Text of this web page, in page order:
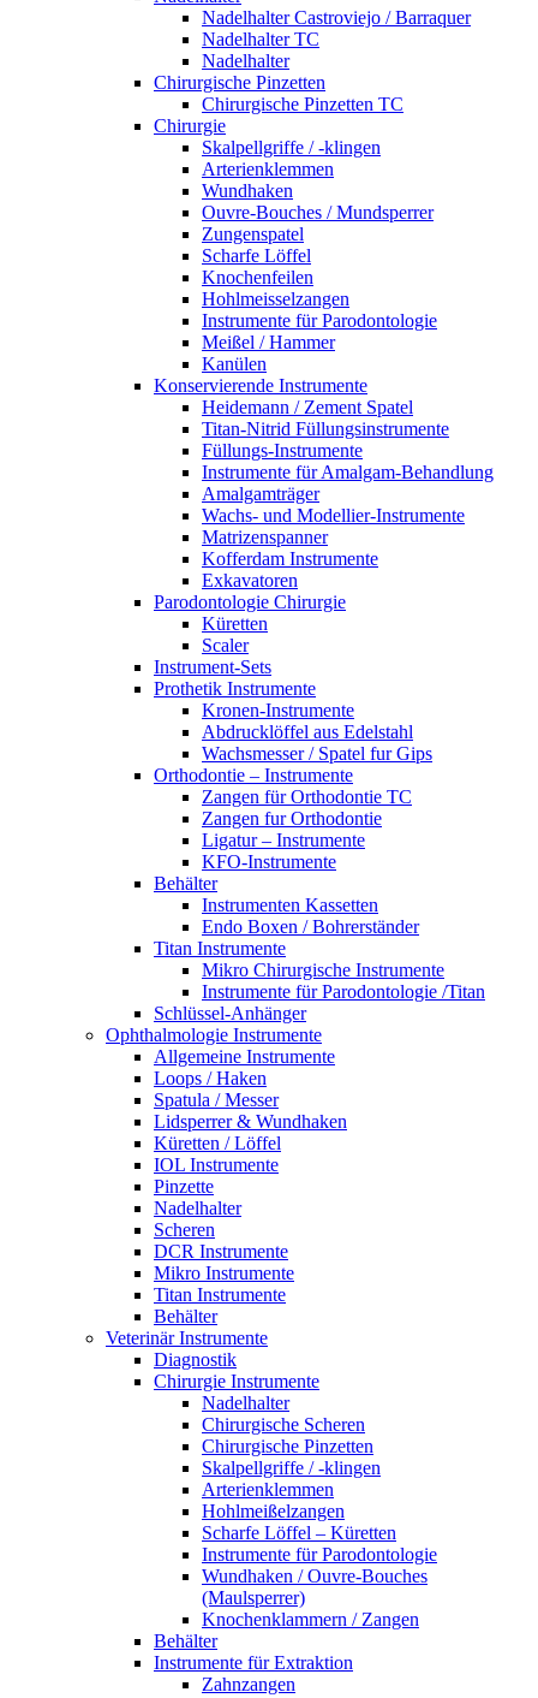
Nadelhalter Castroviejo / Barraquer
Nadelhalter TC
Nadelhalter
Chirurgische Pinzetten
Chirurgische Pinzetten TC
Chirurgie
Skalpellgriffe / -klingen
Arterienklemmen
Wundhaken
Ouvre-Bouches / Mundsperrer
Zungenspatel
Scharfe Löffel
Knochenfeilen
Hohlmeisselzangen
Instrumente für Parodontologie
Meißel / Hammer
Kanülen
Konservierende Instrumente
Heidemann / Zement Spatel
Titan-Nitrid Füllungsinstrumente
Füllungs-Instrumente
Instrumente für Amalgam-Behandlung
Amalgamträger
Wachs- und Modellier-Instrumente
Matrizenspanner
Kofferdam Instrumente
Exkavatoren
Parodontologie Chirurgie
Küretten
Scaler
Instrument-Sets
Prothetik Instrumente
Kronen-Instrumente
Abdrucklöffel aus Edelstahl
Wachsmesser / Spatel fur Gips
Orthodontie – Instrumente
Zangen für Orthodontie TC
Zangen fur Orthodontie
Ligatur – Instrumente
KFO-Instrumente
Behälter
Instrumenten Kassetten
Endo Boxen / Bohrerständer
Titan Instrumente
Mikro Chirurgische Instrumente
Instrumente für Parodontologie /Titan
Schlüssel-Anhänger
Ophthalmologie Instrumente
Allgemeine Instrumente
Loops / Haken
Spatula / Messer
Lidsperrer & Wundhaken
Küretten / Löffel
IOL Instrumente
Pinzette
Nadelhalter
Scheren
DCR Instrumente
Mikro Instrumente
Titan Instrumente
Behälter
Veterinär Instrumente
Diagnostik
Chirurgie Instrumente
Nadelhalter
Chirurgische Scheren
Chirurgische Pinzetten
Skalpellgriffe / -klingen
Arterienklemmen
Hohlmeißelzangen
Scharfe Löffel – Küretten
Instrumente für Parodontologie
Wundhaken / Ouvre-Bouches
(Maulsperrer)
Knochenklammern / Zangen
Behälter
Instrumente für Extraktion
Zahnzangen